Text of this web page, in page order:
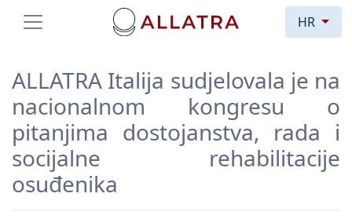
HR
ALLATRA Italija sudjelovala je na
nacionalnom kongresu o
pitanjima dostojanstva, rada i
socijalne rehabilitacije
osuđenika